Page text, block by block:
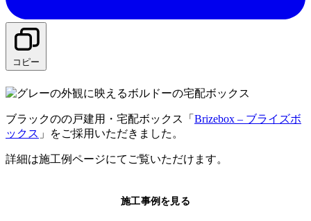
コピー
ブラックのの戸建用・宅配ボックス「 Brizebox – ブライズボ
ックス 」をご採用いただきました。
詳細は施工例ページにてご覧いただけます。
施工事例を見る